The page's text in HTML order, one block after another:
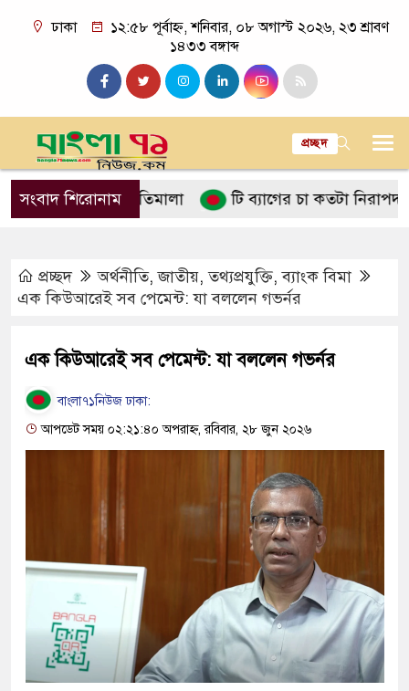
ঢাকা
১২:৫৮ পূর্বাহ্ন, শনিবার, ০৮ অগাস্ট ২০২৬, ২৩ শ্রাবণ
১৪৩৩ বঙ্গাব্দ
প্রচ্ছদ
সংবাদ শিরোনাম
নীতিমালা টি ব্যাগের চা কতটা নিরাপদ
প্রচ্ছদ অর্থনীতি,জাতীয়,তথ্যপ্রযুক্তি,ব্যাংক বিমা
এক কিউআরেই সব পেমেন্ট: যা বললেন গভর্নর
এক কিউআরেই সব পেমেন্ট: যা বললেন গভর্নর
বাংলা৭১নিউজ ঢাকা:
আপডেট সময় ০২:২১:৪০ অপরাহ্ন, রবিবার, ২৮ জুন ২০২৬